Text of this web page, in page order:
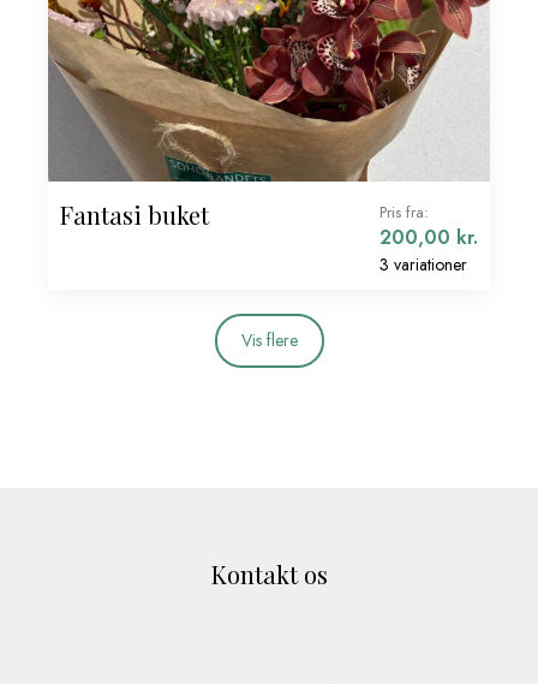
Fantasi buket Pris fra:
200,00 kr.
3 variationer
Vis flere
Kontakt os